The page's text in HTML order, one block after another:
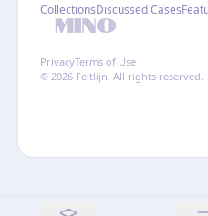
CollectionsDiscussed Cases
PrivacyTerms of Use
© 2026 Feitlijn. All rights reserved.